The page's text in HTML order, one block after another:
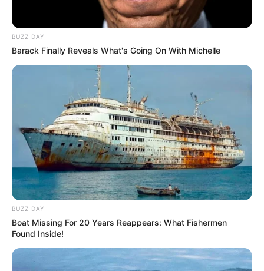
BUZZ DAY
Barack Finally Reveals What's Going On With Michelle
BUZZ DAY
Boat Missing For 20 Years Reappears: What Fishermen
Found Inside!